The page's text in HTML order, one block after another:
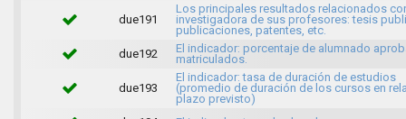
due191
Los principales resultados relacionados
investigadora de sus profesores: tesis
publicaciones, patentes, etc.
due192
El indicador: porcentaje de alumnado
matriculados.
due193
El indicador: tasa de duración de estudios
(promedio de duración de los cursos en
plazo previsto)